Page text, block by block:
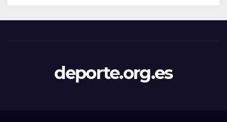
deporte.org.es